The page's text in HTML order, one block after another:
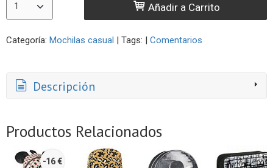
Añadir a Carrito
Categoría: Mochilas casual | Tags: | Comentarios
Descripción
Productos Relacionados
-16 €